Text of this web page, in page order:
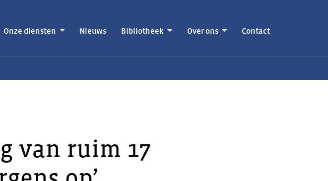
Onze diensten Nieuws Bibliotheek Over ons Contact
van ruim 17